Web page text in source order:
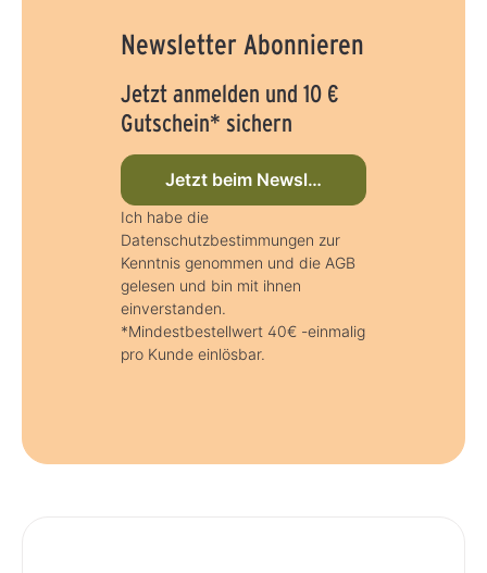
Newsletter Abonnieren
Jetzt anmelden und 10 €
Gutschein* sichern
Jetzt beim Newsletter anmelden
Ich habe die
Datenschutzbestimmungen zur
Kenntnis genommen und die AGB
gelesen und bin mit ihnen
einverstanden.
*Mindestbestellwert 40€ -einmalig
pro Kunde einlösbar.